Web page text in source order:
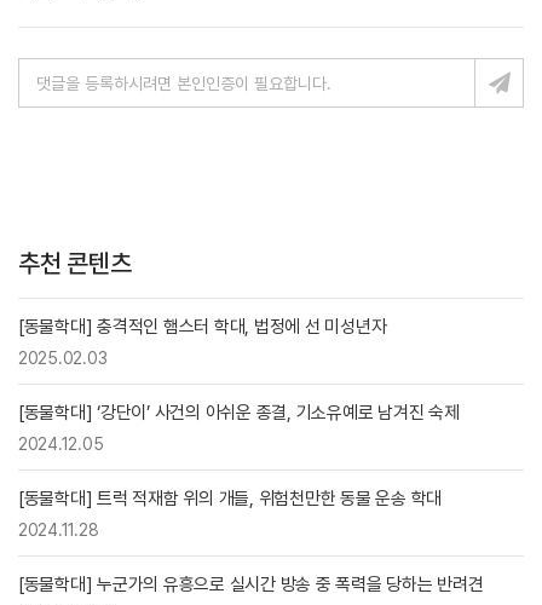
추천 콘텐츠
[동물학대] 충격적인 햄스터 학대, 법정에 선 미성년자
2025.02.03
[동물학대] ‘강단이’ 사건의 아쉬운 종결, 기소유예로 남겨진 숙제
2024.12.05
[동물학대] 트럭 적재함 위의 개들, 위험천만한 동물 운송 학대
2024.11.28
[동물학대] 누군가의 유흥으로 실시간 방송 중 폭력을 당하는 반려견